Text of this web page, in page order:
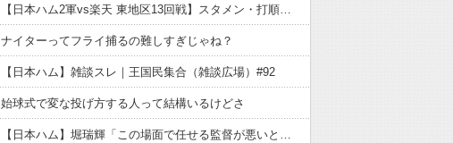
【日本ハム2軍vs楽天 東地区13回戦】スタメン・打順速報｜試合実況｜8/7 13:00開始
ナイターってフライ捕るの難しすぎじゃね？
【日本ハム】雑談スレ｜王国民集合（雑談広場）#92
始球式で変な投げ方する人って結構いるけどさ
【日本ハム】堀瑞輝「この場面で任せる監督が悪いと思って」火消し成功で3勝目